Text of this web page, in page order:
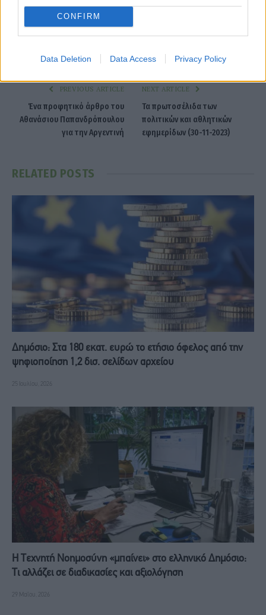
CONFIRM
Data Deletion Data Access Privacy Policy
FacebookTwitter PinterestLinkedInTumblr Telegram
PREVIOUS ARTICLE
Ένα προφητικό άρθρο του
Αθανάσιου Παπανδρόπουλου
για την Αργεντινή
NEXT ARTICLE
Τα πρωτοσέλιδα των
πολιτικών και αθλητικών
εφημερίδων (30-11-2023)
RELATED POSTS
Δημόσιο: Στα 180 εκατ. ευρώ το ετήσιο όφελος από την
ψηφιοποίηση 1,2 δισ. σελίδων αρχείου
25 Ιουλίου, 2026
Η Τεχνητή Νοημοσύνη «μπαίνει» στο ελληνικό Δημόσιο:
Τι αλλάζει σε διαδικασίες και αξιολόγηση
29 Μαΐου, 2026